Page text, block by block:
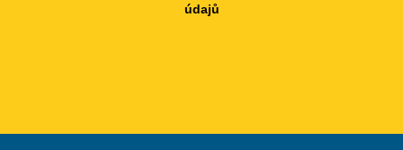
údajů